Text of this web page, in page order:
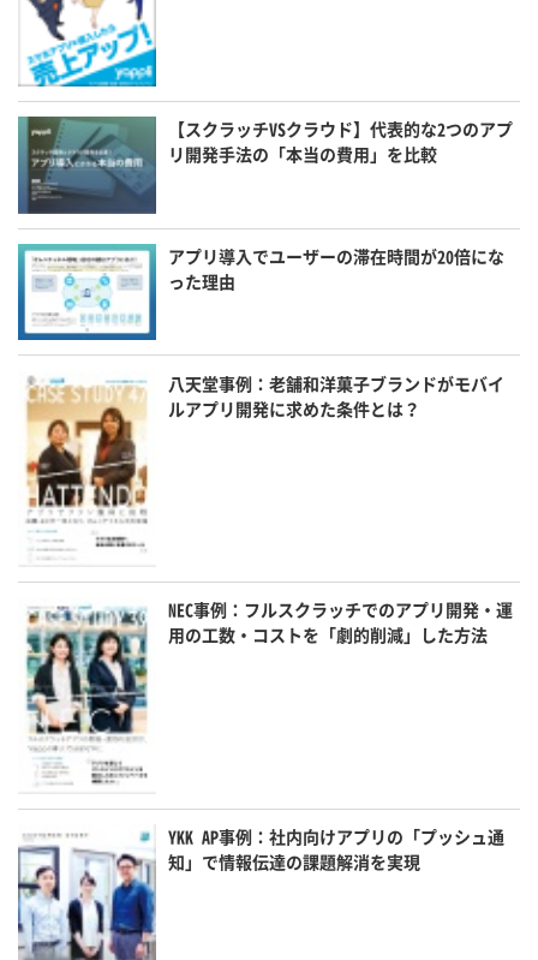
【スクラッチVSクラウド】代表的な2つのアプ
リ開発手法の「本当の費用」を比較
アプリ導入でユーザーの滞在時間が20倍にな
った理由
八天堂事例：老舗和洋菓子ブランドがモバイ
ルアプリ開発に求めた条件とは？
NEC事例：フルスクラッチでのアプリ開発・運
用の工数・コストを「劇的削減」した方法
YKK AP事例：社内向けアプリの「プッシュ通
知」で情報伝達の課題解消を実現